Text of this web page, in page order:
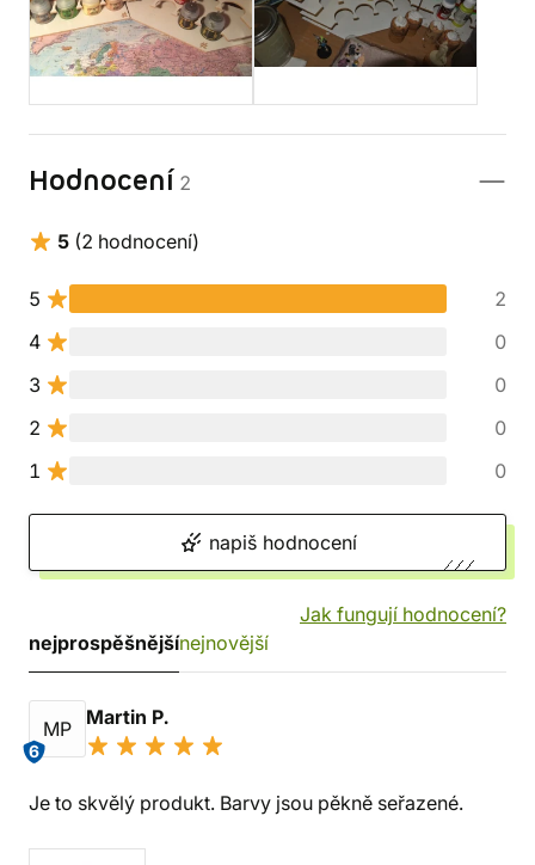
Hodnocení 2
5 (2 hodnocení)
5
2
4
0
3
0
2
0
1
0
napiš hodnocení
Jak fungují hodnocení?
nejprospěšnějšínejnovější
MP
6
Martin P.
Je to skvělý produkt. Barvy jsou pěkně seřazené.